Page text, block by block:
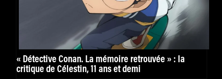
« Détective Conan. La mémoire retrouvée » : la
critique de Célestin, 11 ans et demi